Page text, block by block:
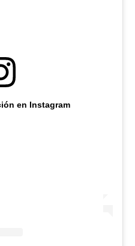
en Instagram